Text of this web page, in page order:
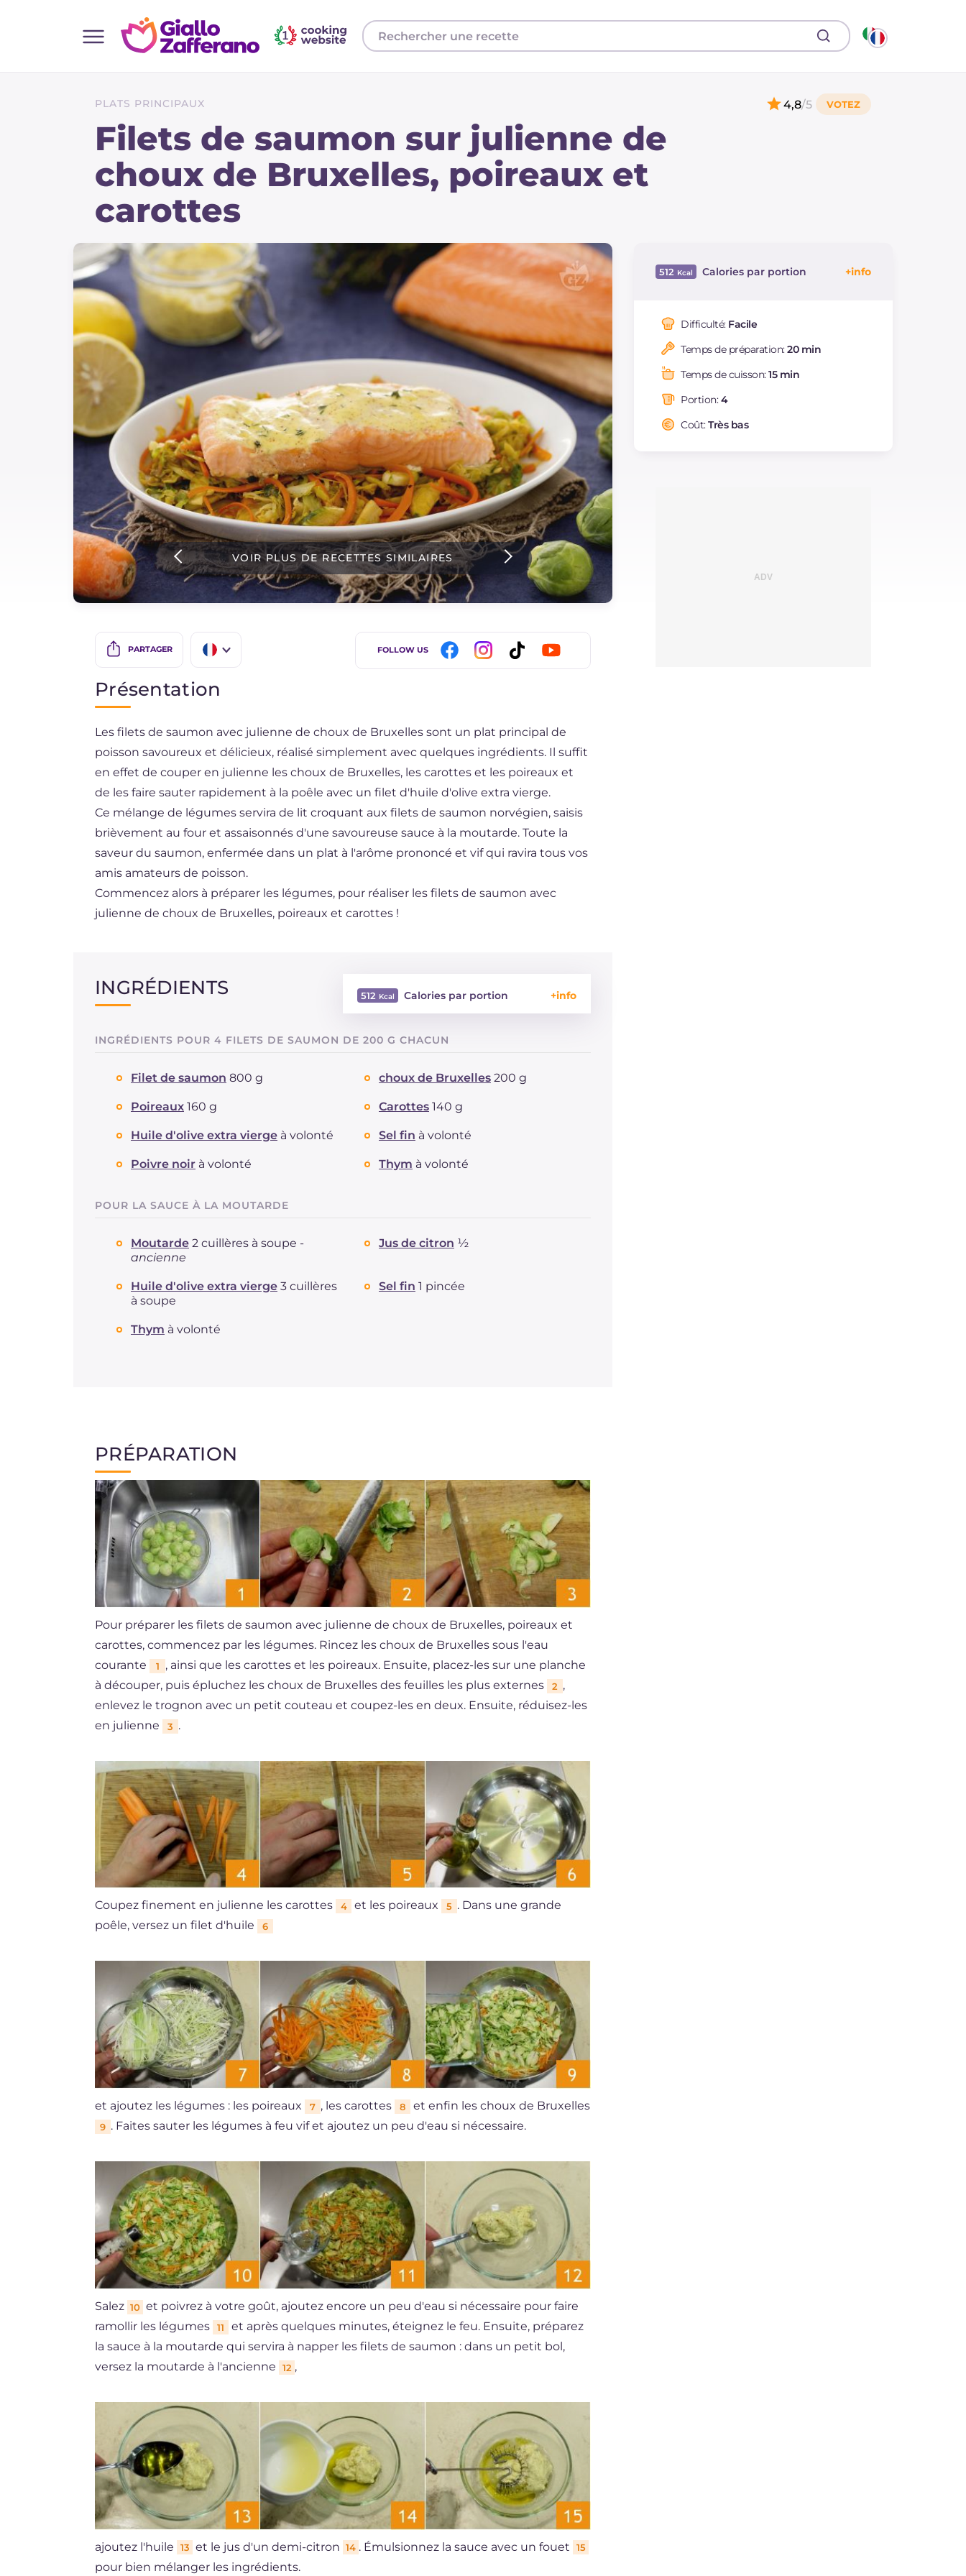
Toutes les recettes
Plats principaux
Boissons et rafraîchissements
Accompagnement
Pizzas et focaccia
Gateaux et patisserie
Dernieres recettes
Instagram
YouTube
PLATS PRINCIPAUX
Filets de saumon sur julienne de
choux de Bruxelles, poireaux et
carottes
4,8/5
VOIR PLUS DE RECETTES SIMILAIRES
PARTAGER
DE
BR
NL
FOLLOW US
512 Calories par portion
Dont sucres
Protéine g
Graisses
saturés
Fibre
Cholestérol
Difficulté: Facile
Temps de préparation:20 min
Temps de cuisson:15 min
Portion:4
Coût:Très bas
Présentation
Les filets de saumon avec julienne de choux de Bruxelles sont un plat principal de
poisson savoureux et délicieux, réalisé simplement avec quelques ingrédients. Il suffit
en effet de couper en julienne les choux de Bruxelles, les carottes et les poireaux et
de les faire sauter rapidement à la poêle avec un filet d'huile d'olive extra vierge.
Ce mélange de légumes servira de lit croquant aux filets de saumon norvégien, saisis
brièvement au four et assaisonnés d'une savoureuse sauce à la moutarde. Toute la
saveur du saumon, enfermée dans un plat à l'arôme prononcé et vif qui ravira tous vos
amis amateurs de poisson.
Commencez alors à préparer les légumes, pour réaliser les filets de saumon avec
julienne de choux de Bruxelles, poireaux et carottes !
INGRÉDIENTS 512 Calories par portion
Glucides
Protéine g
Graisses
dont acides gras saturés
Fibre
Sodium
INGRÉDIENTS POUR 4 FILETS DE SAUMON DE 200 G CHACUN
Filet de saumon 800 g choux de Bruxelles 200 g
Poireaux 160 g Carottes 140 g
Huile d'olive extra vierge à volonté Sel fin à volonté
Poivre noir à volonté Thym à volonté
POUR LA SAUCE À LA MOUTARDE
Moutarde 2 cuillères à soupe -
ancienne
Jus de citron ½
Huile d'olive extra vierge 3 cuillères
à soupe
Sel fin 1 pincée
Thym à volonté
PRÉPARATION
Pour préparer les filets de saumon avec julienne de choux de Bruxelles, poireaux et
carottes, commencez par les légumes. Rincez les choux de Bruxelles sous l'eau
courante
1
, ainsi que les carottes et les poireaux. Ensuite, placez-les sur une planche
à découper, puis épluchez les choux de Bruxelles des feuilles les plus externes
2 ,
enlevez le trognon avec un petit couteau et coupez-les en deux. Ensuite, réduisez-les
en julienne
3 .
Coupez finement en julienne les carottes 4 et les poireaux 5 . Dans une grande
poêle, versez un filet d'huile
6
et ajoutez les légumes : les poireaux 7 , les carottes 8 et enfin les choux de Bruxelles
9 . Faites sauter les légumes à feu vif et ajoutez un peu d'eau si nécessaire.
Salez 10 et poivrez à votre goût, ajoutez encore un peu d'eau si nécessaire pour faire
ramollir les légumes
11
et après quelques minutes, éteignez le feu. Ensuite, préparez
la sauce à la moutarde qui servira à napper les filets de saumon : dans un petit bol,
versez la moutarde à l'ancienne
12 ,
ajoutez l'huile 13 et le jus d'un demi-citron 14 . Émulsionnez la sauce avec un fouet 15
pour bien mélanger les ingrédients.